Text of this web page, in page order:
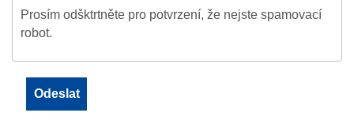
Prosím odšktrtněte pro potvrzení, že nejste spamovací
robot.